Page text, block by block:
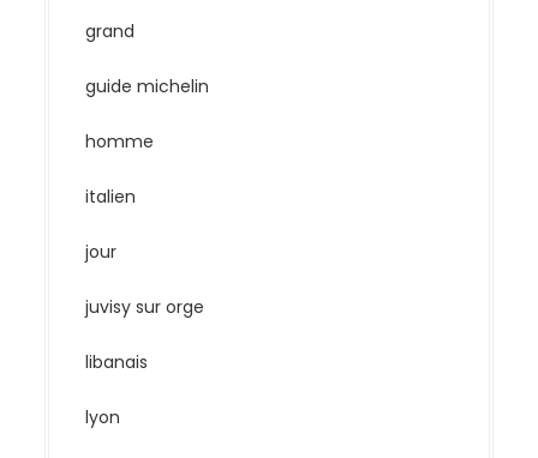
grand
guide michelin
homme
italien
jour
juvisy sur orge
libanais
lyon